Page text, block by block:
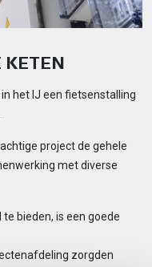
KETEN
het IJ een fietsenstalling
project de gehele
met diverse
bieden, is een goede
zorgden